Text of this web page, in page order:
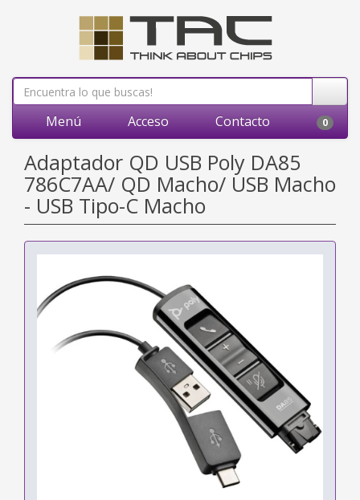
Menú Acceso Contacto 0
Adaptador QD USB Poly DA85
786C7AA/ QD Macho/ USB Macho
- USB Tipo-C Macho